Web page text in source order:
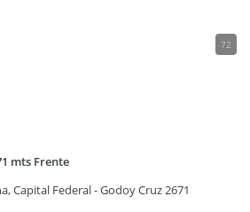
72
mts Frente
Capital Federal - Godoy Cruz 2671